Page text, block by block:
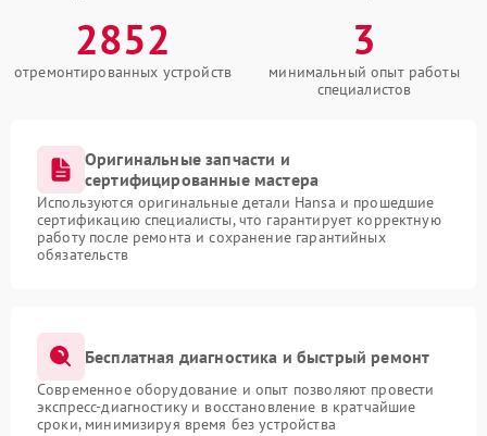
2852
отремонтированных устройств
3
минимальный опыт работы
специалистов
Оригинальные запчасти и
сертифицированные мастера
Используются оригинальные детали Hansa и прошедшие
сертификацию специалисты, что гарантирует корректную
работу после ремонта и сохранение гарантийных
обязательств
Бесплатная диагностика и быстрый ремонт
Современное оборудование и опыт позволяют провести
экспресс-диагностику и восстановление в кратчайшие
сроки, минимизируя время без устройства